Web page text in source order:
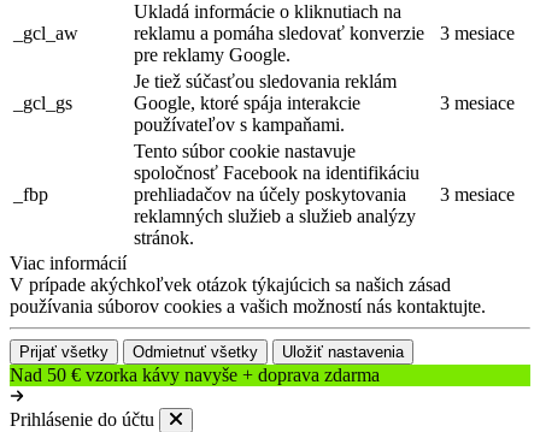
_gcl_aw
Ukladá informácie o kliknutiach na
reklamu a pomáha sledovať konverzie
pre reklamy Google.
3 mesiace
_gcl_gs
Je tiež súčasťou sledovania reklám
Google, ktoré spája interakcie
používateľov s kampaňami.
3 mesiace
_fbp
Tento súbor cookie nastavuje
spoločnosť Facebook na identifikáciu
prehliadačov na účely poskytovania
reklamných služieb a služieb analýzy
stránok.
3 mesiace
Viac informácií
V prípade akýchkoľvek otázok týkajúcich sa našich zásad
používania súborov cookies a vašich možností nás kontaktujte.
Prijať všetky Odmietnuť všetky Uložiť nastavenia
Nad 50 € vzorka kávy navyše + doprava zdarma
Prihlásenie do účtu